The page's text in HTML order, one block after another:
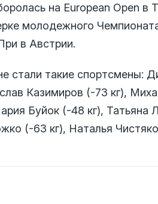
на European Open в
молодежного
в Австрии.
стали такие спортсмены:
Казимиров (-73 кг),
Буйок (-48 кг), Татьяна
(-63 кг), Наталья